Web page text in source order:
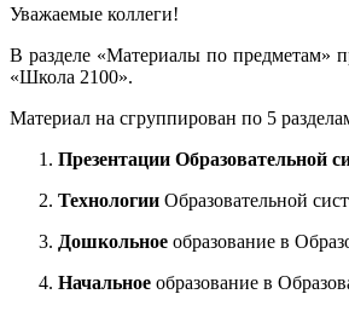
Уважаемые коллеги!
В разделе «Материалы по предметам»
«Школа 2100».
Материал на сгруппирован по 5
Презентации Образовательной
Технологии Образовательной
Дошкольное образование в
Начальное образование в